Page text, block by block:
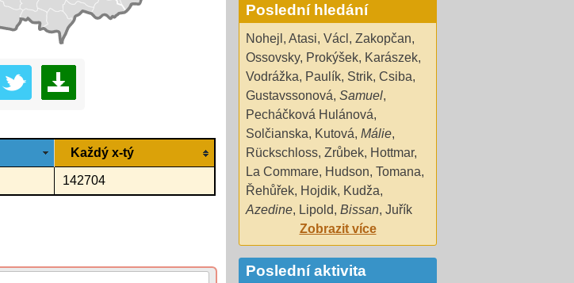
Každý x-tý
142704
Poslední hledání
Nohejl , Atasi, Václ , Zakopčan,
Ossovsky, Prokýšek, Karászek,
Vodrážka, Paulík, Strik, Csiba,
Gustavssonová, Samuel,
Pecháčková Hulánová,
Solčianska, Kutová, Málie,
Rückschloss, Zrůbek, Hottmar,
La Commare, Hudson, Tomana,
Řehůřek, Hojdik, Kudža,
Azedine, Lipold, Bissan, Juřík
Zobrazit více
Poslední aktivita